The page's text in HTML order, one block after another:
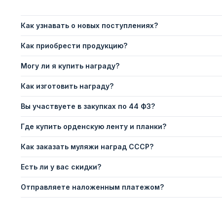
Как узнавать о новых поступлениях?
Как приобрести продукцию?
Могу ли я купить награду?
Как изготовить награду?
Вы участвуете в закупках по 44 ФЗ?
Где купить орденскую ленту и планки?
Как заказать муляжи наград СССР?
Есть ли у вас скидки?
Отправляете наложенным платежом?